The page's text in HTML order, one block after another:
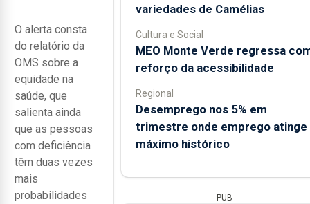
O alerta consta
do relatório da
OMS sobre a
equidade na
saúde, que
salienta ainda
que as pessoas
com deficiência
têm duas vezes
mais
probabilidades
variedades de Camélias
Cultura e Social
MEO Monte Verde regressa
reforço da acessibilidade
Regional
Desemprego nos 5% em
trimestre onde emprego atinge
máximo histórico
PUB